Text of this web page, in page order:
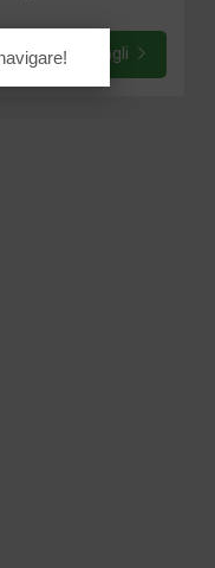
Dettagli